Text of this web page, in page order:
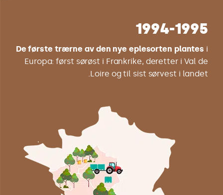
1994-1995
De første trærne av den nye eplesorten plantes i
Europa: først sørøst i Frankrike, deretter i Val de
Loire og til sist sørvest i landet.